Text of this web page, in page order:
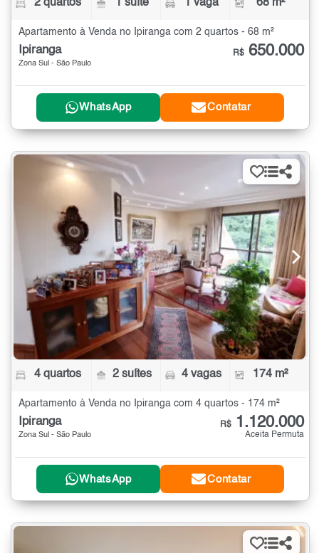
2 quartos 1 suíte 1 vaga 68 m²
Apartamento à Venda no Ipiranga com 2 quartos - 68 m²
Ipiranga
Zona Sul - São Paulo
R$ 650.000
WhatsApp Contatar
4 quartos 2 suítes 4 vagas 174 m²
Apartamento à Venda no Ipiranga com 4 quartos - 174 m²
Ipiranga
Zona Sul - São Paulo
R$ 1.120.000
Aceita Permuta
WhatsApp Contatar